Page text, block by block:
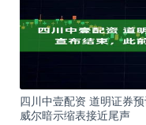
四川中壹配资 道明证券
威尔暗示缩表接近尾声